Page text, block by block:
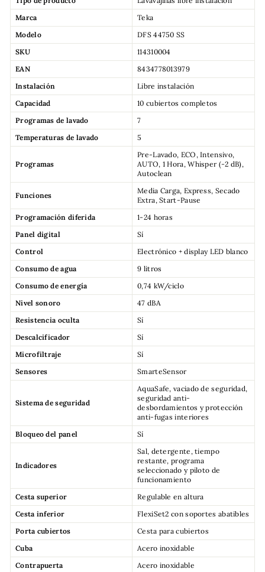
Marca
Teka
Modelo
DFS 44750 SS
SKU
114310004
EAN
8434778013979
Instalación
Libre instalación
Capacidad
10 cubiertos completos
Programas de lavado
7
Temperaturas de lavado
5
Programas
Pre-Lavado, ECO, Intensivo,
AUTO, 1 Hora, Whisper (-2 dB),
Autoclean
Funciones
Media Carga, Express, Secado
Extra, Start-Pause
Programación diferida
1-24 horas
Panel digital
Sí
Control
Electrónico + display LED blanco
Consumo de agua
9 litros
Consumo de energía
0,74 kW/ciclo
Nivel sonoro
47 dBA
Resistencia oculta
Sí
Descalcificador
Sí
Microfiltraje
Sí
Sensores
SmarteSensor
Sistema de seguridad
AquaSafe, vaciado de seguridad,
seguridad anti-
desbordamientos y protección
anti-fugas interiores
Bloqueo del panel
Sí
Indicadores
Sal, detergente, tiempo
restante, programa
seleccionado y piloto de
funcionamiento
Cesta superior
Regulable en altura
Cesta inferior
FlexiSet2 con soportes abatibles
Porta cubiertos
Cesta para cubiertos
Cuba
Acero inoxidable
Contrapuerta
Acero inoxidable